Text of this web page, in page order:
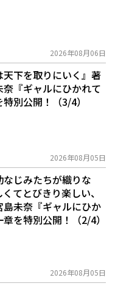
2026年08月06日
天下を取りにいく』著
『ギャルにひかれて
別公開！（3/4）
2026年08月05日
なじみたちが織りな
てとびきり楽しい、
未奈『ギャルにひか
を特別公開！（2/4）
2026年08月05日